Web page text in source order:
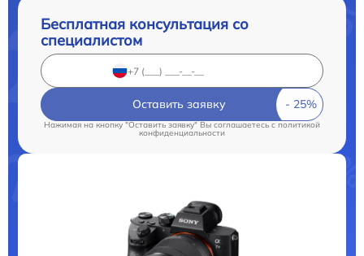
Бесплатная консультация со
специалистом
Оставить заявку
Нажимая на кнопку "Оставить заявку" Вы соглашаетесь cполитикой
конфиденциальности